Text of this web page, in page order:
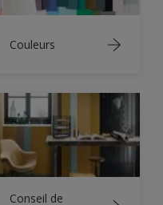
Couleurs
Conseil de